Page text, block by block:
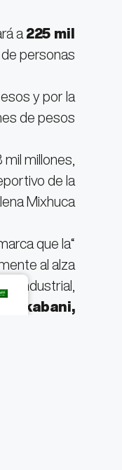
a 225 mil
personas.
y por la
de pesos.
millones,
de la
Mixhuca.
“Es una cifra histórica igualmente, una cifra que marca que la
al alza
industrial,
Akabani,